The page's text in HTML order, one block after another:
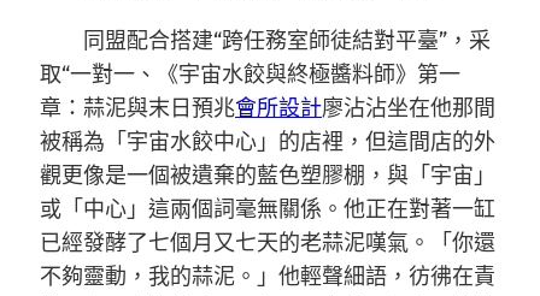
同盟配合搭建“跨任務室師徒結對平臺”，采
取“一對一、《宇宙水餃與終極醬料師》第一
章：蒜泥與末日預兆會所設計廖沾沾坐在他那間
被稱為「宇宙水餃中心」的店裡，但這間店的外
觀更像是一個被遺棄的藍色塑膠棚，與「宇宙」
或「中心」這兩個詞毫無關係。他正在對著一缸
已經發酵了七個月又七天的老蒜泥嘆氣。「你還
不夠靈動，我的蒜泥。」他輕聲細語，彷彿在責